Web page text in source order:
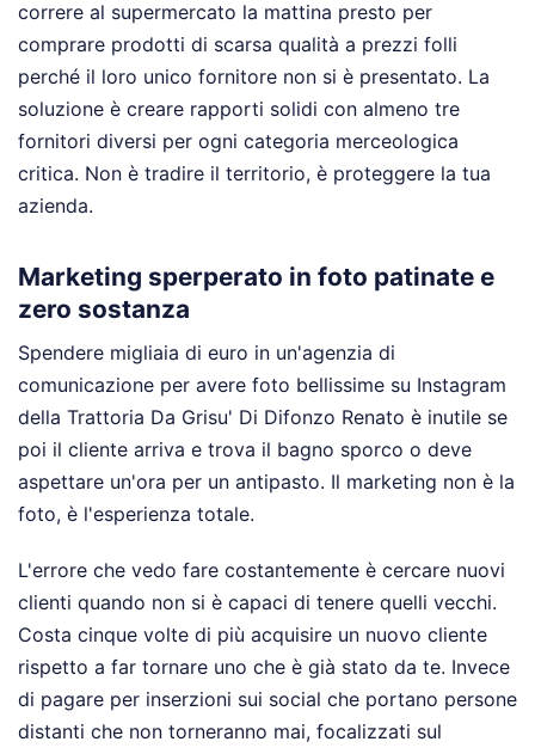
correre al supermercato la mattina presto per
comprare prodotti di scarsa qualità a prezzi folli
perché il loro unico fornitore non si è presentato. La
soluzione è creare rapporti solidi con almeno tre
fornitori diversi per ogni categoria merceologica
critica. Non è tradire il territorio, è proteggere la tua
azienda.
Marketing sperperato in foto patinate e
zero sostanza
Spendere migliaia di euro in un'agenzia di
comunicazione per avere foto bellissime su Instagram
della Trattoria Da Grisu' Di Difonzo Renato è inutile se
poi il cliente arriva e trova il bagno sporco o deve
aspettare un'ora per un antipasto. Il marketing non è la
foto, è l'esperienza totale.
L'errore che vedo fare costantemente è cercare nuovi
clienti quando non si è capaci di tenere quelli vecchi.
Costa cinque volte di più acquisire un nuovo cliente
rispetto a far tornare uno che è già stato da te. Invece
di pagare per inserzioni sui social che portano persone
distanti che non torneranno mai, focalizzati sul